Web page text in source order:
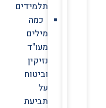
תלמידים
כמה
מילים
מעו"ד
נזיקין
וביטוח
על
תביעת